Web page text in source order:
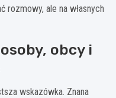
ale na własnych
obcy i
wskazówka. Znana